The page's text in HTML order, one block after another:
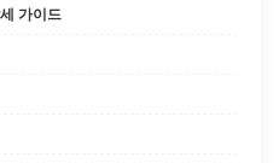
가이드